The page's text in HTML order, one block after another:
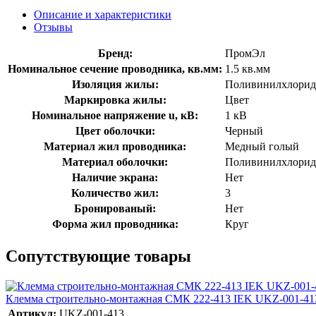
Описание и характеристики
Отзывы
Бренд:
ПромЭл
Номинальное сечение проводника, кв.мм: 1.5 кв.мм
Изоляция жилы:
Маркировка жилы:
Цвет
Номинальное напряжение u, кВ:
1 кВ
Цвет оболочки:
Черный
Материал жил проводника:
Медный голый
Материал оболочки:
Наличие экрана:
Нет
Количество жил:
3
Бронированый:
Нет
Форма жил проводника:
Круг
Сопутствующие товары
Клемма строительно-монтажная СМК 222-413 IEK UKZ-001-
Артикул: UKZ-001-413